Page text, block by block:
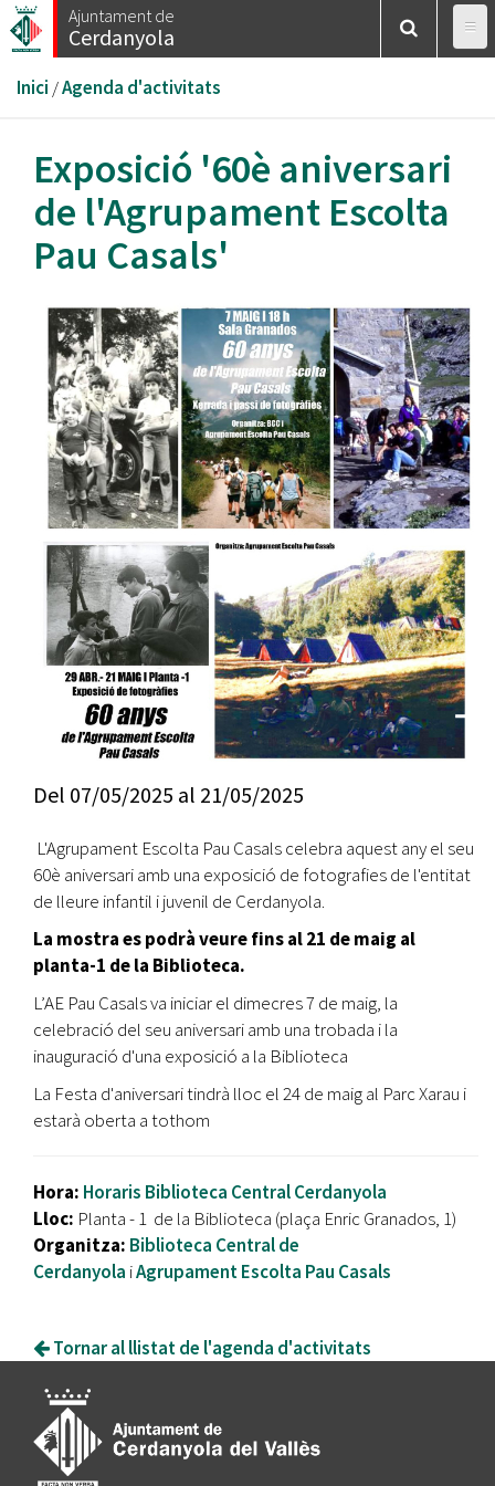
Vés
al
Ajuntament de
Cerdanyola
Esteu
aquí
Inici /Agenda d'activitats
Exposició '60è aniversari
de l'Agrupament Escolta
Pau Casals'
Del 07/05/2025 al 21/05/2025
L'Agrupament Escolta Pau Casals celebra aquest any el seu
60è aniversari amb una exposició de fotografies de l'entitat
de lleure infantil i juvenil de Cerdanyola.
La mostra es podrà veure fins al 21 de maig al
planta-1 de la Biblioteca.
L’AE Pau Casals va iniciar el dimecres 7 de maig, la
celebració del seu aniversari amb una trobada i la
inauguració d'una exposició a la Biblioteca
La Festa d'aniversari tindrà lloc el 24 de maig al Parc Xarau i
estarà oberta a tothom
Hora: Horaris Biblioteca Central Cerdanyola
Lloc: Planta - 1 de la Biblioteca (plaça Enric Granados, 1)
Organitza: Biblioteca Central de
Cerdanyola iAgrupament Escolta Pau Casals
Tornar al llistat de l'agenda d'activitats